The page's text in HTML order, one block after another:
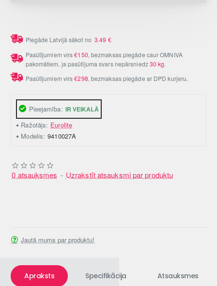
Pieejamība: IR VEIKALĀ
Ražotājs: Eurolite
Modelis: 9410027A
0 atsauksmes - Uzrakstīt atsauksmi par produktu
Piegāde Latvijā sākot no3.49 €
Pasūtījumiem virs€150, bezmaksas piegāde caur OMNIVA
pakomātiem, ja pasūtījuma svars nepārsniedz30 kg.
Pasūtījumiem virs€298, bezmaksas piegāde ar DPD kurjeru.
Jautā mums par produktu!
Apraksts Specifikācija Atsauksmes